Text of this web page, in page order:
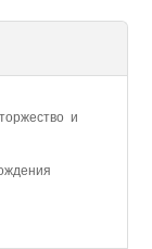
и